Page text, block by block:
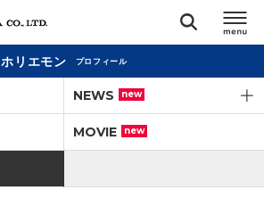
閉じる
ホリエモン プロフィール
NEWS new
MOVIE new